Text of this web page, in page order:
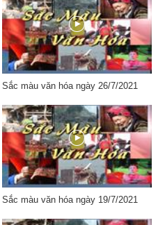
Sắc màu văn hóa ngày 26/7/2021
Sắc màu văn hóa ngày 19/7/2021